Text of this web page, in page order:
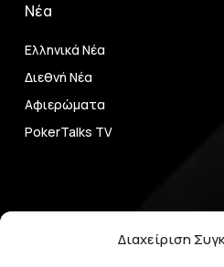
Διαχείριση
Νέα
Ελληνικά Νέα
Διεθνή Νέα
Αφιερώματα
PokerTalks TV
Στρατηγική Poker